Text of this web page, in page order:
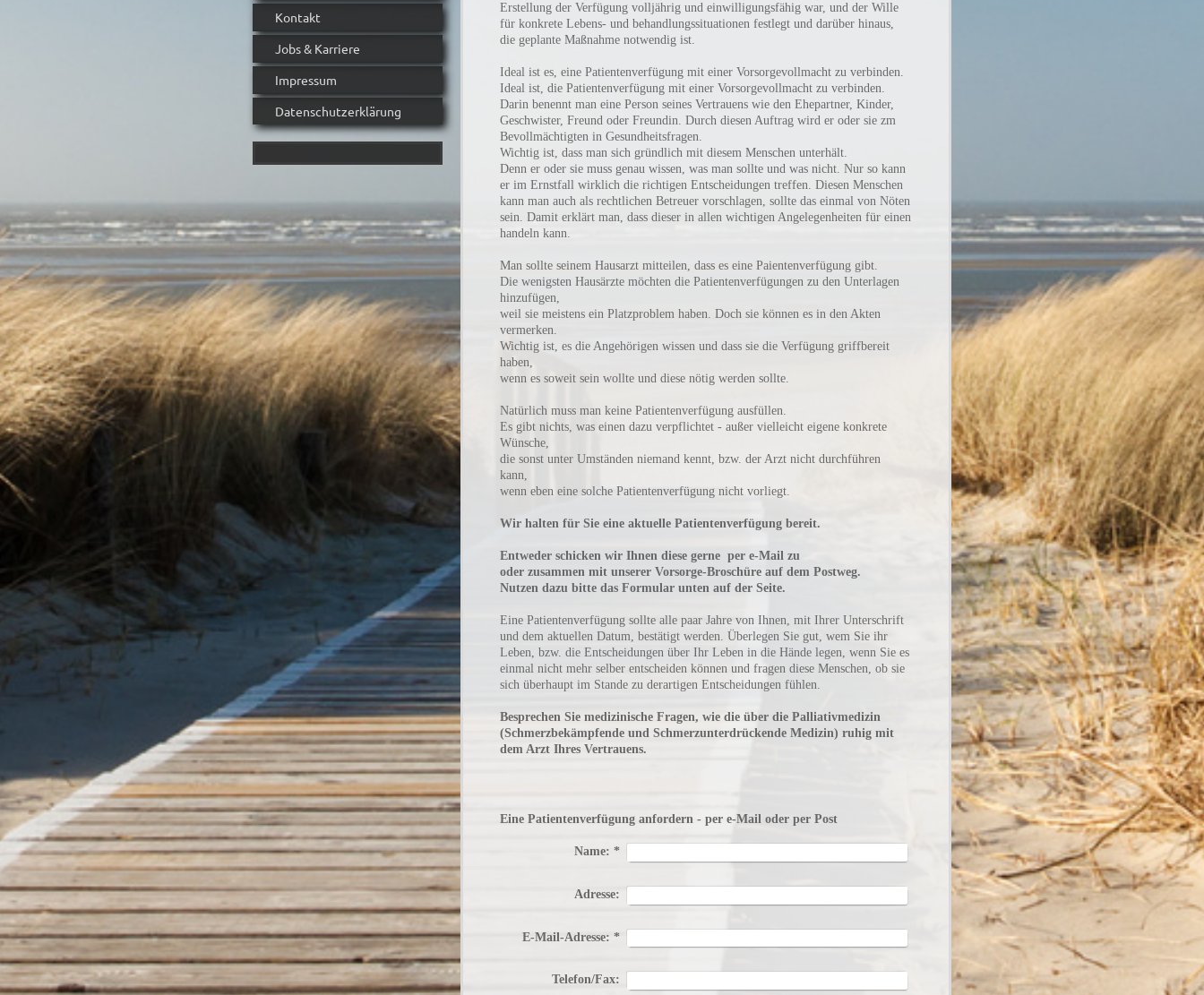
Kontakt
Jobs & Karriere
Impressum
Datenschutzerklärung
Erstellung der Verfügung volljährig und einwilligungsfähig war, und der Wille
für konkrete Lebens- und behandlungssituationen festlegt und darüber hinaus,
die geplante Maßnahme notwendig ist.
Ideal ist es, eine Patientenverfügung mit einer Vorsorgevollmacht zu verbinden.
Ideal ist, die Patientenverfügung mit einer Vorsorgevollmacht zu verbinden.
Darin benennt man eine Person seines Vertrauens wie den Ehepartner, Kinder,
Geschwister, Freund oder Freundin. Durch diesen Auftrag wird er oder sie zm
Bevollmächtigten in Gesundheitsfragen.
Wichtig ist, dass man sich gründlich mit diesem Menschen unterhält.
Denn er oder sie muss genau wissen, was man sollte und was nicht. Nur so kann
er im Ernstfall wirklich die richtigen Entscheidungen treffen. Diesen Menschen
kann man auch als rechtlichen Betreuer vorschlagen, sollte das einmal von Nöten
sein. Damit erklärt man, dass dieser in allen wichtigen Angelegenheiten für einen
handeln kann.
Man sollte seinem Hausarzt mitteilen, dass es eine Paientenverfügung gibt.
Die wenigsten Hausärzte möchten die Patientenverfügungen zu den Unterlagen
hinzufügen,
weil sie meistens ein Platzproblem haben. Doch sie können es in den Akten
vermerken.
Wichtig ist, es die Angehörigen wissen und dass sie die Verfügung griffbereit
haben,
wenn es soweit sein wollte und diese nötig werden sollte.
Natürlich muss man keine Patientenverfügung ausfüllen.
Es gibt nichts, was einen dazu verpflichtet - außer vielleicht eigene konkrete
Wünsche,
die sonst unter Umständen niemand kennt, bzw. der Arzt nicht durchführen
kann,
wenn eben eine solche Patientenverfügung nicht vorliegt.
Wir halten für Sie eine aktuelle Patientenverfügung bereit.
Entweder schicken wir Ihnen diese gerne per e-Mail zu
oder zusammen mit unserer Vorsorge-Broschüre auf dem Postweg.
Nutzen dazu bitte das Formular unten auf der Seite.
Eine Patientenverfügung sollte alle paar Jahre von Ihnen, mit Ihrer Unterschrift
und dem aktuellen Datum, bestätigt werden. Überlegen Sie gut, wem Sie ihr
Leben, bzw. die Entscheidungen über Ihr Leben in die Hände legen, wenn Sie es
einmal nicht mehr selber entscheiden können und fragen diese Menschen, ob sie
sich überhaupt im Stande zu derartigen Entscheidungen fühlen.
Besprechen Sie medizinische Fragen, wie die über die Palliativmedizin
(Schmerzbekämpfende und Schmerzunterdrückende Medizin) ruhig mit
dem Arzt Ihres Vertrauens.
Eine Patientenverfügung anfordern - per e-Mail oder per Post
Name: *
Adresse:
E-Mail-Adresse: *
Telefon/Fax: